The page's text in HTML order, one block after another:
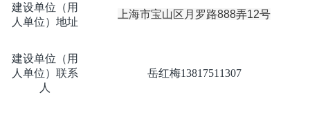
建设单位（用
人单位）地址
上海市宝山区月罗路888弄12号
建设单位（用
人单位）联系
人
岳红梅13817511307